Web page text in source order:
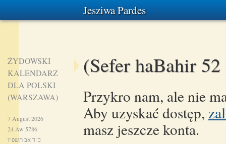
Jesziwa Pardes
ŻYDOWSKI
KALENDARZ
DLA POLSKI
(WARSZAWA)
7 August 2026
24 Aw 5786
כ"ד אב תשפ"ו
(Sefer haBahir
Przykro nam, ale nie
Aby uzyskać dostęp,
masz jeszcze konta.